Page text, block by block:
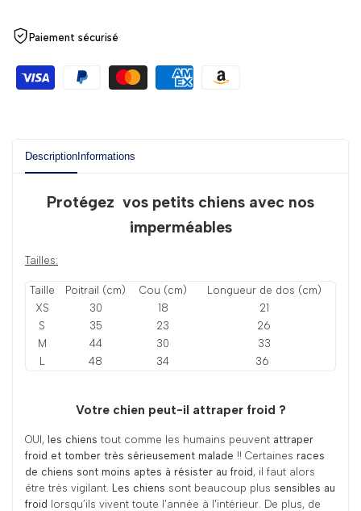
Paiement sécurisé
Description Informations
Protégez vos petits chiens avec nos
imperméables
Tailles:
Taille Poitrail (cm) Cou (cm)
Longueur de dos (cm)
XS
30 18
21
S
35 23
26
M
44 30
33
L
48 34 36
Votre chien peut-il attraper froid ?
OUI, les chiens tout comme les humains peuvent attraper
froid et tomber très sérieusement malade !! Certaines races
de chiens sont moins aptes à résister au froid , il faut alors
être très vigilant . Les chiens sont beaucoup plus sensibles au
froid
lorsqu’ils vivent toute l'année à l'intérieur. De plus, de